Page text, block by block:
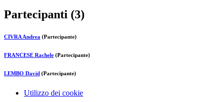
Partecipanti (3)
CIVRA Andrea (Partecipante)
FRANCESE Rachele (Partecipante)
LEMBO David (Partecipante)
Utilizzo dei cookie